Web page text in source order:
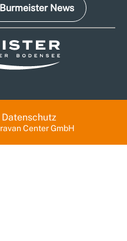
Burmeister News
Center GmbH
Datenschutz